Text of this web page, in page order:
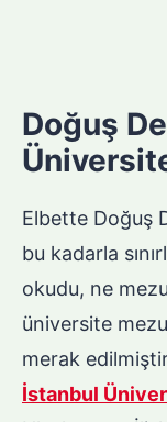
Doğuş
Elbette Doğuş
bu kadarla
okudu, ne
üniversite
merak
İstanbul